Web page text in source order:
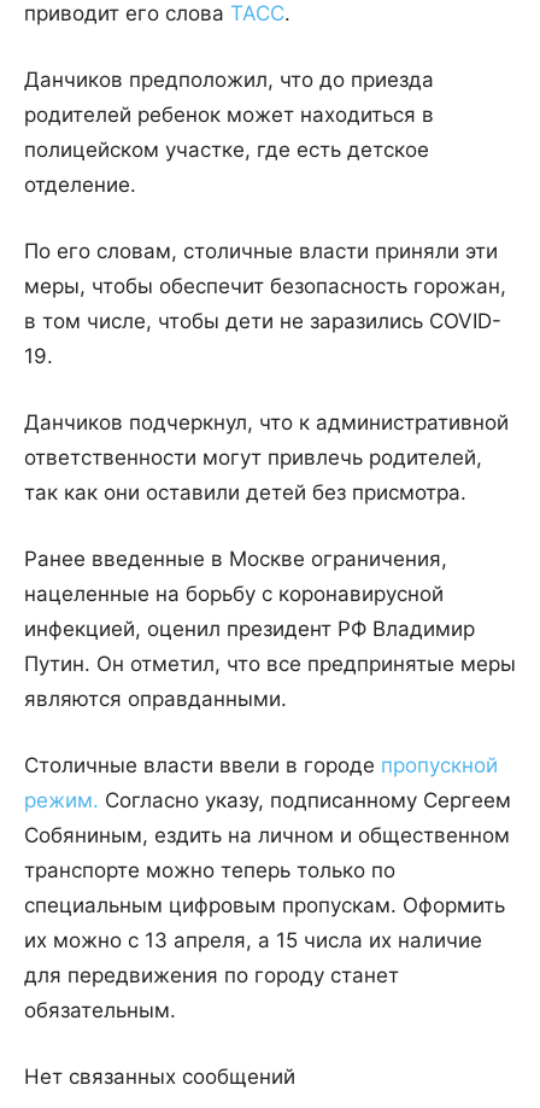
приводит его слова ТАСС.
Данчиков предположил, что до приезда
родителей ребенок может находиться в
полицейском участке, где есть детское
отделение.
По его словам, столичные власти приняли эти
меры, чтобы обеспечит безопасность горожан,
в том числе, чтобы дети не заразились COVID-
19.
Данчиков подчеркнул, что к административной
ответственности могут привлечь родителей,
так как они оставили детей без присмотра.
Ранее введенные в Москве ограничения,
нацеленные на борьбу с коронавирусной
инфекцией, оценил президент РФ Владимир
Путин. Он отметил, что все предпринятые меры
являются оправданными.
Столичные власти ввели в городе пропускной
режим. Согласно указу, подписанному Сергеем
Собяниным, ездить на личном и общественном
транспорте можно теперь только по
специальным цифровым пропускам. Оформить
их можно с 13 апреля, а 15 числа их наличие
для передвижения по городу станет
обязательным.
Нет связанных сообщений